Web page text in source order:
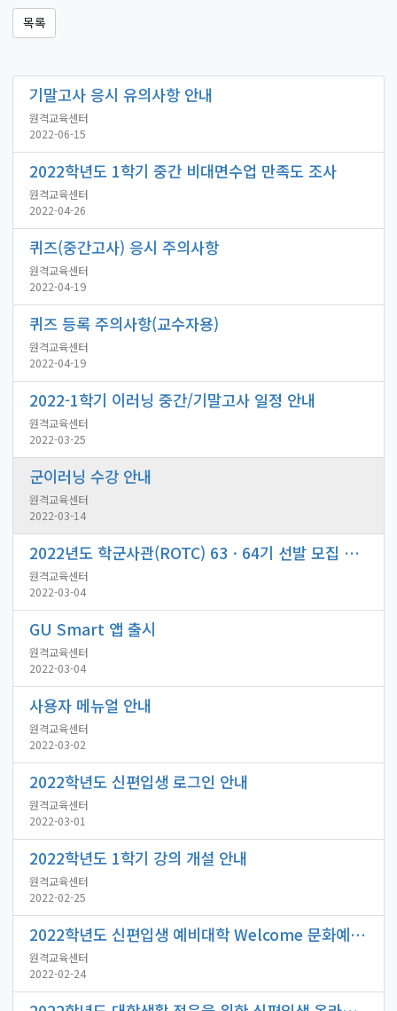
목록
기말고사 응시 유의사항 안내
원격교육센터
2022-06-15
2022학년도 1학기 중간 비대면수업 만족도 조사
원격교육센터
2022-04-26
퀴즈(중간고사) 응시 주의사항
원격교육센터
2022-04-19
퀴즈 등록 주의사항(교수자용)
원격교육센터
2022-04-19
2022-1학기 이러닝 중간/기말고사 일정 안내
원격교육센터
2022-03-25
군이러닝 수강 안내
원격교육센터
2022-03-14
2022년도 학군사관(ROTC) 63ㆍ64기 선발 모집 안내
원격교육센터
2022-03-04
GU Smart 앱 출시
원격교육센터
2022-03-04
사용자 메뉴얼 안내
원격교육센터
2022-03-02
2022학년도 신편입생 로그인 안내
원격교육센터
2022-03-01
2022학년도 1학기 강의 개설 안내
원격교육센터
2022-02-25
2022학년도 신편입생 예비대학 Welcome 문화예술공연 안내
원격교육센터
2022-02-24